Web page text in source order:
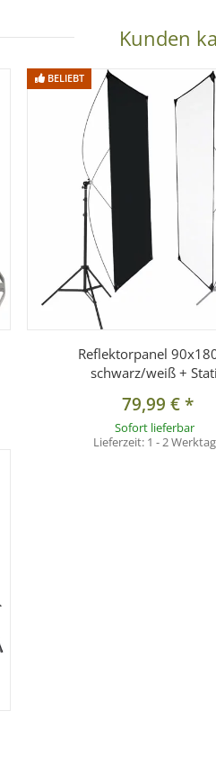
Kunden
BELIEBT
Reflektorpanel
schwarz/weiß +
79,99 €*
Sofort lieferbar
Lieferzeit: 1 - 2